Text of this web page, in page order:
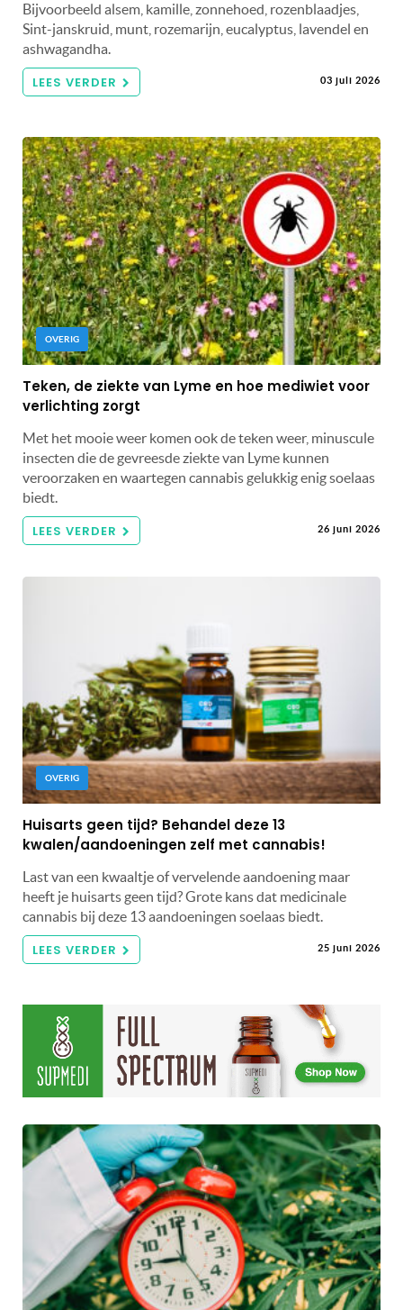
Bijvoorbeeld alsem, kamille, zonnehoed, rozenblaadjes,
Sint-janskruid, munt, rozemarijn, eucalyptus, lavendel en
ashwagandha.
LEES VERDER 03 juli 2026
OVERIG
Teken, de ziekte van Lyme en hoe mediwiet voor
verlichting zorgt
Met het mooie weer komen ook de teken weer, minuscule
insecten die de gevreesde ziekte van Lyme kunnen
veroorzaken en waartegen cannabis gelukkig enig soelaas
biedt.
LEES VERDER 26 juni 2026
OVERIG
Huisarts geen tijd? Behandel deze 13
kwalen/aandoeningen zelf met cannabis!
Last van een kwaaltje of vervelende aandoening maar
heeft je huisarts geen tijd? Grote kans dat medicinale
cannabis bij deze 13 aandoeningen soelaas biedt.
LEES VERDER 25 juni 2026